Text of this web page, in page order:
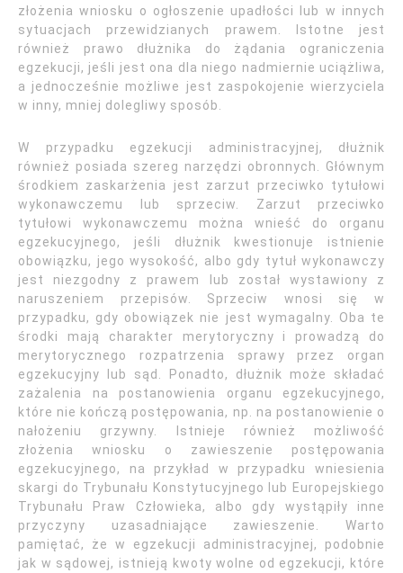
złożenia wniosku o ogłoszenie upadłości lub w innych
sytuacjach przewidzianych prawem. Istotne jest
również prawo dłużnika do żądania ograniczenia
egzekucji, jeśli jest ona dla niego nadmiernie uciążliwa,
a jednocześnie możliwe jest zaspokojenie wierzyciela
w inny, mniej dolegliwy sposób.
W przypadku egzekucji administracyjnej, dłużnik
również posiada szereg narzędzi obronnych. Głównym
środkiem zaskarżenia jest zarzut przeciwko tytułowi
wykonawczemu lub sprzeciw. Zarzut przeciwko
tytułowi wykonawczemu można wnieść do organu
egzekucyjnego, jeśli dłużnik kwestionuje istnienie
obowiązku, jego wysokość, albo gdy tytuł wykonawczy
jest niezgodny z prawem lub został wystawiony z
naruszeniem przepisów. Sprzeciw wnosi się w
przypadku, gdy obowiązek nie jest wymagalny. Oba te
środki mają charakter merytoryczny i prowadzą do
merytorycznego rozpatrzenia sprawy przez organ
egzekucyjny lub sąd. Ponadto, dłużnik może składać
zażalenia na postanowienia organu egzekucyjnego,
które nie kończą postępowania, np. na postanowienie o
nałożeniu grzywny. Istnieje również możliwość
złożenia wniosku o zawieszenie postępowania
egzekucyjnego, na przykład w przypadku wniesienia
skargi do Trybunału Konstytucyjnego lub Europejskiego
Trybunału Praw Człowieka, albo gdy wystąpiły inne
przyczyny uzasadniające zawieszenie. Warto
pamiętać, że w egzekucji administracyjnej, podobnie
jak w sądowej, istnieją kwoty wolne od egzekucji, które